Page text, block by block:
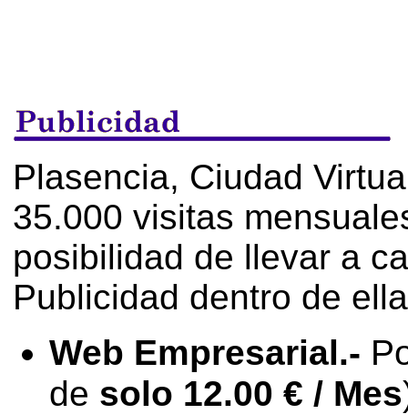
Plasencia, Ciudad
35.000 visitas
posibilidad de llevar a
Publicidad dentro de
Web Empresarial.-
de solo 12.00 € / Mes